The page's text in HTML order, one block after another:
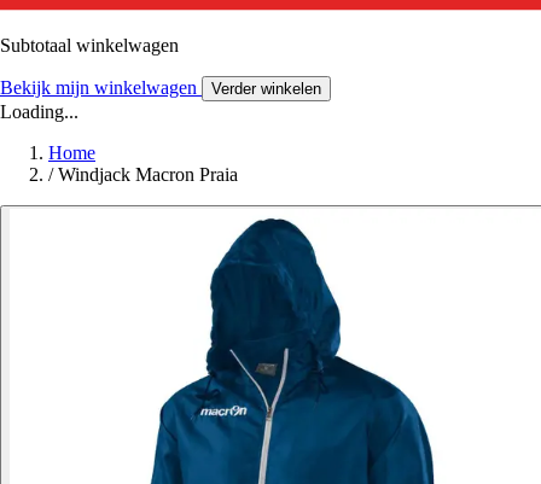
Subtotaal winkelwagen
Bekijk mijn winkelwagen Verder winkelen
Loading...
Home
/ Windjack Macron Praia